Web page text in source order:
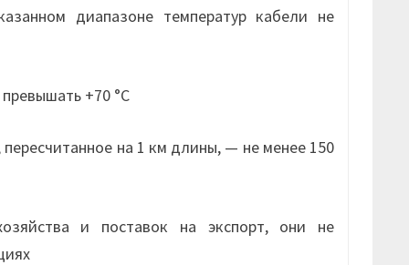
диапазоне температур кабели не
+70 °С
на 1 км длины, — не менее 150
и поставок на экспорт, они не